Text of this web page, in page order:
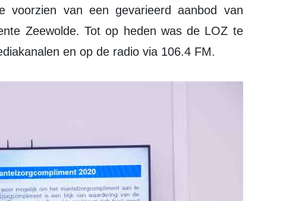
voorzien van een gevarieerd aanbod van
Zeewolde. Tot op heden was de LOZ te
en op de radio via 106.4 FM.